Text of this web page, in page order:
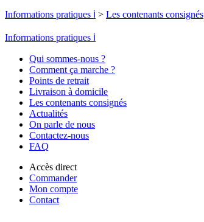
Informations pratiques ℹ️ > Les contenants consignés
Informations pratiques ℹ️
Qui sommes-nous ?
Comment ça marche ?
Points de retrait
Livraison à domicile
Les contenants consignés
Actualités
On parle de nous
Contactez-nous
FAQ
Accès direct
Commander
Mon compte
Contact